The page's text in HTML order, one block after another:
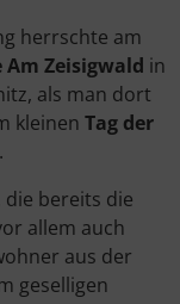
herrschte am
Am Zeisigwald in
als man dort
kleinen Tag der
die bereits die
allem auch
aus der
geselligen